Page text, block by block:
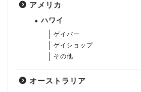
アメリカ
ハワイ
ゲイバー
ゲイショップ
その他
オーストラリア